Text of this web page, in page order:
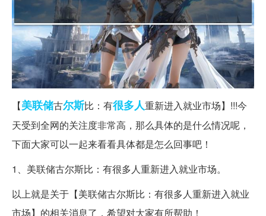
【美联储古尔斯比：有很多人重新进入就业市场】!!!今
天受到全网的关注度非常高，那么具体的是什么情况呢，
下面大家可以一起来看看具体都是怎么回事吧！
1、美联储古尔斯比：有很多人重新进入就业市场。
以上就是关于【美联储古尔斯比：有很多人重新进入就业
市场】的相关消息了，希望对大家有所帮助！